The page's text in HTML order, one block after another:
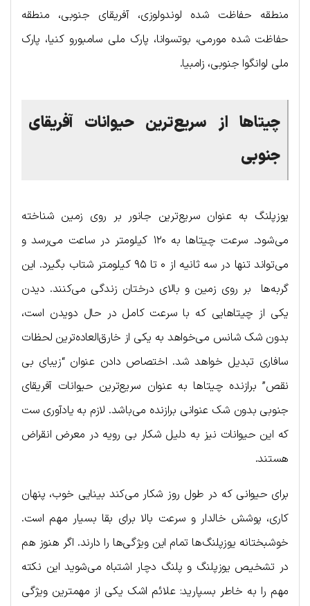
منطقه حفاظت شده لوندولوزی، آفریقای جنوبی، منطقه
حفاظت شده مورمی، بوتسوانا، پارک ملی سامبورو کنیا، پارک
ملی لوانگوا جنوبی، زامبیا.
چیتاها از سریع‌ترین حیوانات آفریقای
جنوبی
یوزپلنگ به عنوان سریع‌ترین جانور بر روی زمین شناخته
می‌شود. سرعت چیتاها به ۱۲۰ کیلومتر در ساعت می‌رسد و
می‌تواند تنها در سه ثانیه از ۰ تا ۹۵ کیلومتر شتاب بگیرد. این
گربه‌ها بر روی زمین و بالای درختان زندگی می‌کنند. دیدن
یکی از چیتاهایی که با سرعت کامل در حال دویدن است،
بدون شک شانس می‌خواهد به یکی از خارق‌العاده‌ترین لحظات
سافاری تبدیل خواهد شد. اختصاص دادن عنوان “زیبای بی
نقص” برازنده چیتاها به عنوان سریع‌ترین حیوانات آفریقای
جنوبی بدون شک عنوانی برازنده می‌باشد. لازم به یادآوری ست
که این حیوانات نیز به دلیل شکار بی رویه در معرض انقراض
هستند.
برای حیوانی که در طول روز شکار می‌کند بینایی خوب، پنهان
کاری، پوشش خالدار و سرعت بالا برای بقا بسیار مهم است.
خوشبختانه یوزپلنگ‌ها تمام این ویژگی‌ها را دارند. اگر هنوز هم
در تشخیص یوزپلنگ و پلنگ دچار اشتباه می‌شوید این نکته
مهم را به خاطر بسپارید: علائم اشک یکی از مهمترین ویژگی